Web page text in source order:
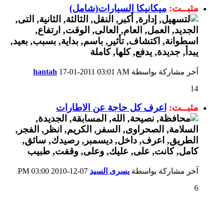
مثبــت: ميكانيكا السيارات(شامل)
آخر مشاركة بواسطة hantah 17-01-2011 03:01 AM
14
مثبــت: اعرف كل حاجة عن الاطارات
آخر مشاركة بواسطة يسرى السيد
03:00 PM
6